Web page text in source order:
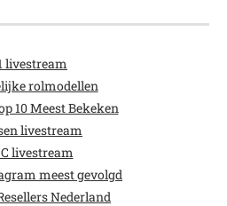
livestream
rolmodellen
10 Meest Bekeken
livestream
livestream
meest gevolgd
Nederland